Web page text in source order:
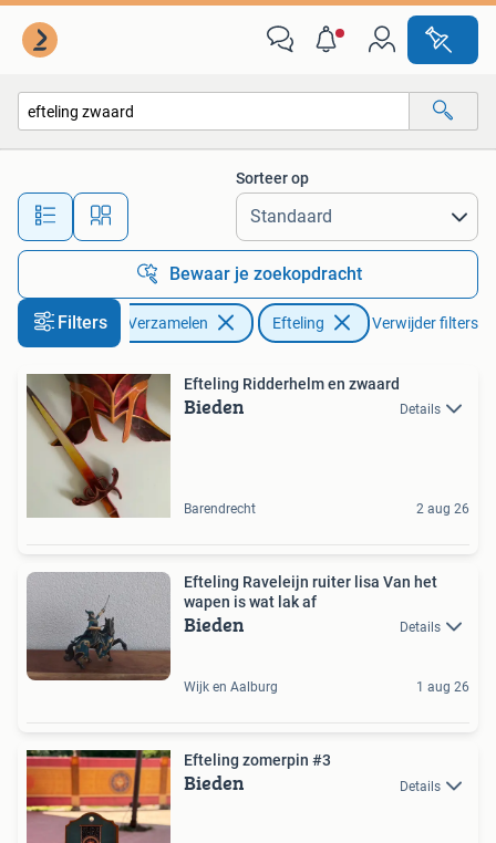
Alle afstanden…
Sorteer op
Bewaar je zoekopdracht
Filters Verzamelen Efteling Verwijder filters
Efteling Ridderhelm en zwaard
Bieden Details
Barendrecht 2 aug 26
Efteling Raveleijn ruiter lisa Van het
wapen is wat lak af
Bieden Details
Wijk en Aalburg 1 aug 26
Efteling zomerpin #3
Bieden Details